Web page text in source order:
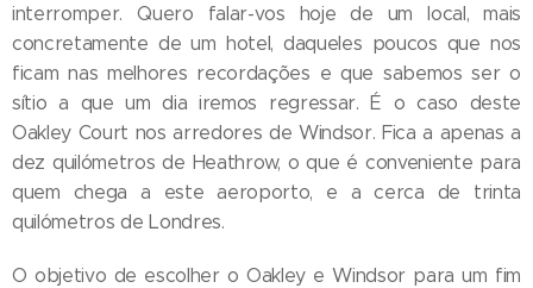
interromper. Quero falar-vos hoje de um local, mais
concretamente de um hotel, daqueles poucos que nos
ficam nas melhores recordações e que sabemos ser o
sítio a que um dia iremos regressar. É o caso deste
Oakley Court nos arredores de Windsor. Fica a apenas a
dez quilómetros de Heathrow, o que é conveniente para
quem chega a este aeroporto, e a cerca de trinta
quilómetros de Londres.
O objetivo de escolher o Oakley e Windsor para um fim